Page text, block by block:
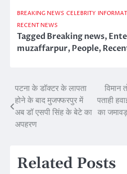
BREAKING NEWS CELEBRITY
RECENT NEWS
TaggedBreaking news,
muzaffarpur,People,
Post
navigation
पटना के डॉक्टर के लापता
होने के बाद मुजफ्फरपुर में
अब डॉ एसपी सिंह के बेटे का
अपहरण
विमान
पताही
का
Related Posts